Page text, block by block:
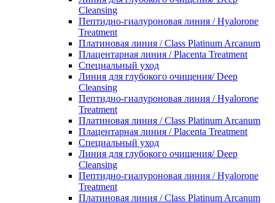
Cleansing
Пептидно-гиалуроновая линия / Hyalorone
Treatment
Платиновая линия / Class Platinum Arcanum
Плацентарная линия / Placenta Treatment
Специальный уход
Линия для глубокого очищения/ Deep
Cleansing
Пептидно-гиалуроновая линия / Hyalorone
Treatment
Платиновая линия / Class Platinum Arcanum
Плацентарная линия / Placenta Treatment
Специальный уход
Линия для глубокого очищения/ Deep
Cleansing
Пептидно-гиалуроновая линия / Hyalorone
Treatment
Платиновая линия / Class Platinum Arcanum